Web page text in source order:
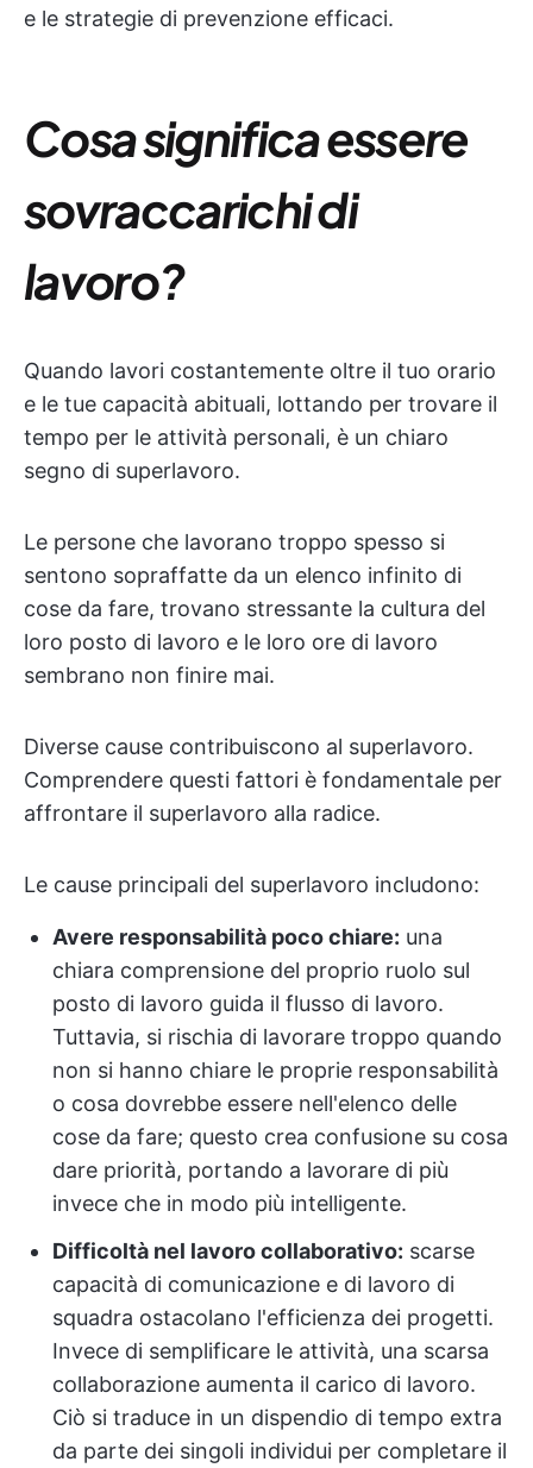
e le strategie di prevenzione efficaci.
Cosa significa essere
sovraccarichi di
lavoro?
Quando lavori costantemente oltre il tuo orario
e le tue capacità abituali, lottando per trovare il
tempo per le attività personali, è un chiaro
segno di superlavoro.
Le persone che lavorano troppo spesso si
sentono sopraffatte da un elenco infinito di
cose da fare, trovano stressante la cultura del
loro posto di lavoro e le loro ore di lavoro
sembrano non finire mai.
Diverse cause contribuiscono al superlavoro.
Comprendere questi fattori è fondamentale per
affrontare il superlavoro alla radice.
Le cause principali del superlavoro includono:
Avere responsabilità poco chiare: una
chiara comprensione del proprio ruolo sul
posto di lavoro guida il flusso di lavoro.
Tuttavia, si rischia di lavorare troppo quando
non si hanno chiare le proprie responsabilità
o cosa dovrebbe essere nell'elenco delle
cose da fare; questo crea confusione su cosa
dare priorità, portando a lavorare di più
invece che in modo più intelligente.
Difficoltà nel lavoro collaborativo: scarse
capacità di comunicazione e di lavoro di
squadra ostacolano l'efficienza dei progetti.
Invece di semplificare le attività, una scarsa
collaborazione aumenta il carico di lavoro.
Ciò si traduce in un dispendio di tempo extra
da parte dei singoli individui per completare il